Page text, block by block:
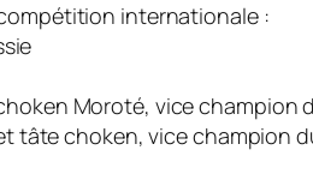
internationale :
Moroté, vice champion
tâte choken, vice champion